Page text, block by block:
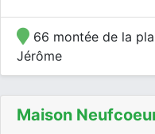
66 montée de la
Jérôme
Maison